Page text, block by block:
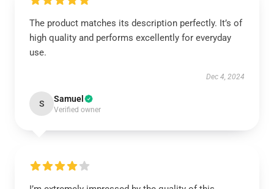
The product matches its description perfectly. It’s of
high quality and performs excellently for everyday
use.
Dec 4, 2024
S Samuel
Verified owner